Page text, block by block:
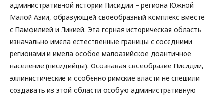
административной истории Писидии – региона Южной
Малой Азии, образующей своеобразный комплекс вместе
с Памфилией и Ликией. Эта горная историческая область
изначально имела естественные границы с соседними
регионами и имела особое малоазийское доантичное
население (писидийцы). Осознавая своеобразие Писидии,
эллинистические и особенно римские власти не спешили
создавать из этой области особую административную